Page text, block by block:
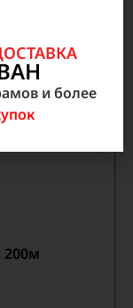
200м
и более